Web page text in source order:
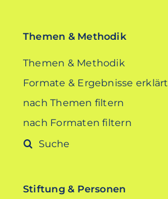
Themen & Methodik
Themen & Methodik
Formate & Ergebnisse erklärt
nach Themen filtern
nach Formaten filtern
Suche
Stiftung & Personen